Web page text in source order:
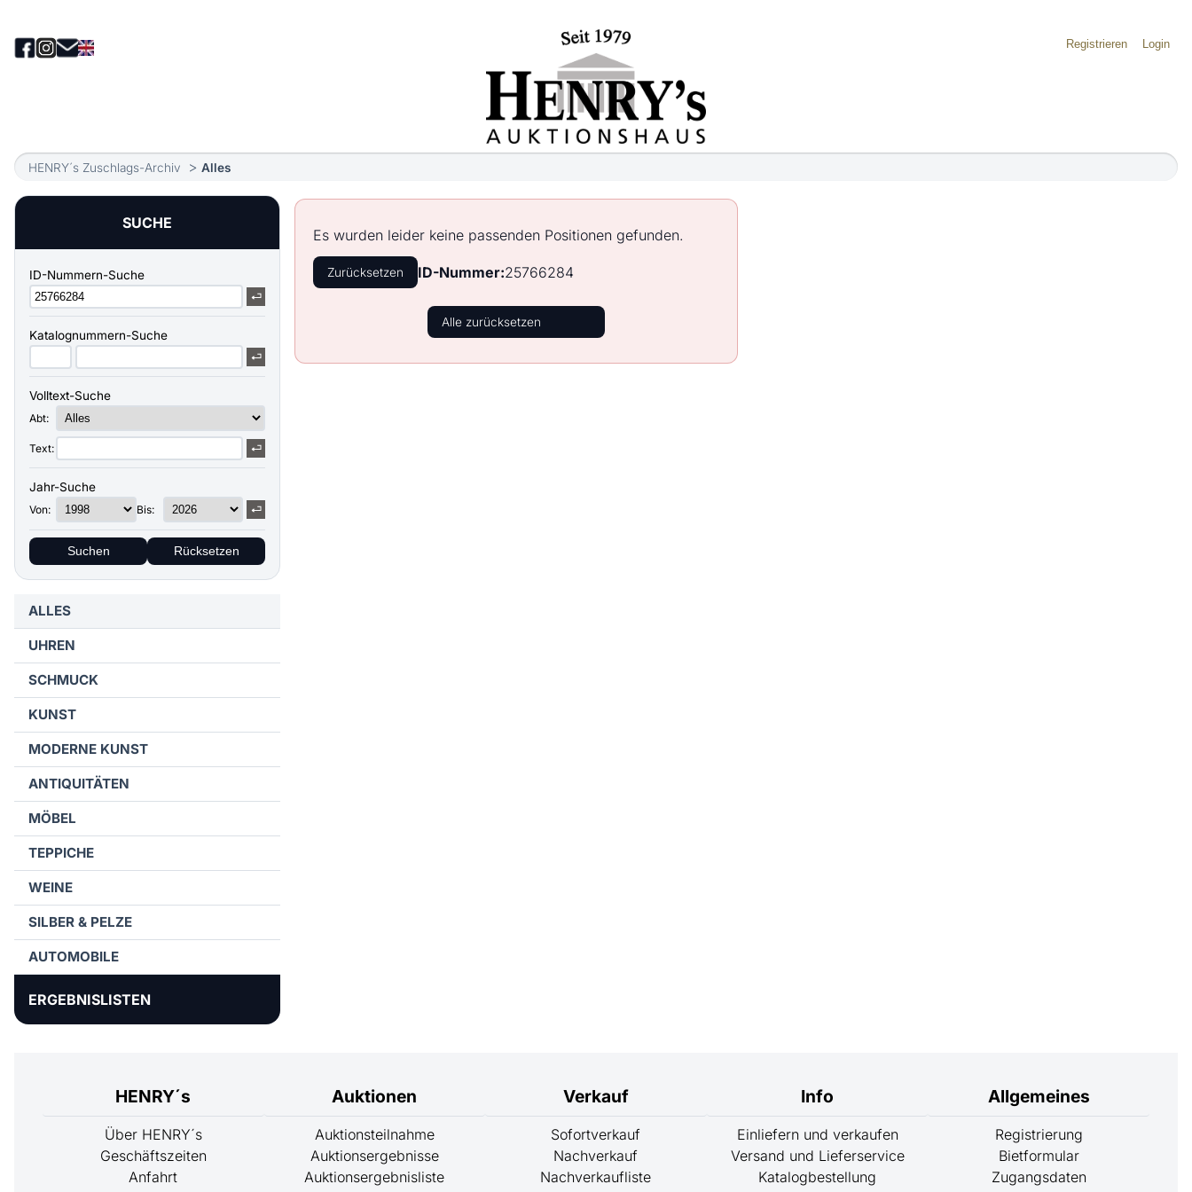
Registrieren Login
HENRY´s Zuschlags-Archiv Alles
SUCHE
ID-Nummern-Suche
Katalognummern-Suche
Volltext-Suche
Abt:
Text:
Jahr-Suche
Von: Bis:
Suchen Rücksetzen
ALLES
UHREN
SCHMUCK
KUNST
MODERNE KUNST
ANTIQUITÄTEN
MÖBEL
TEPPICHE
WEINE
SILBER & PELZE
AUTOMOBILE
ERGEBNISLISTEN
Es wurden leider keine passenden Positionen gefunden.
Zurücksetzen ID-Nummer:25766284
Alle zurücksetzen
HENRY´s
Über HENRY´s
Geschäftszeiten
Anfahrt
Auktionen
Auktionsteilnahme
Auktionsergebnisse
Auktionsergebnisliste
Verkauf
Sofortverkauf
Nachverkauf
Nachverkaufliste
Info
Einliefern und verkaufen
Versand und Lieferservice
Katalogbestellung
Allgemeines
Registrierung
Bietformular
Zugangsdaten